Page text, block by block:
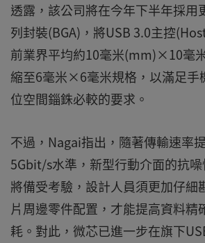
透露，該公司將在今年下半年採用
列封裝(BGA)，將USB 3.0主控
前業界平均約10毫米(mm)×10毫
縮至6毫米×6毫米規格，以滿足手
位空間錙銖必較的要求。
不過，Nagai指出，隨著傳輸速率
5Gbit/s水準，新型行動介面的抗
將備受考驗，設計人員須更加仔細
片周邊零件配置，才能提高資料精
耗。對此，微芯已進一步在旗下